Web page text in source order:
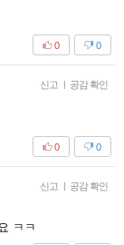
0
0
신고 | 공감 확인
0
0
신고 | 공감 확인
ㅋㅋ